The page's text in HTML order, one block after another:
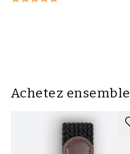
Achetez ensemble